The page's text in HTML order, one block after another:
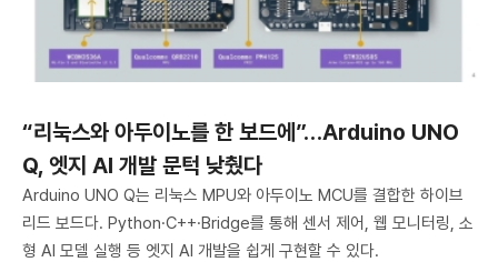
“리눅스와 아두이노를 한 보드에”…Arduino UNO
Q, 엣지 AI 개발 문턱 낮췄다
Arduino UNO Q는 리눅스 MPU와 아두이노 MCU를 결합한 하이브
리드 보드다. Python·C++·Bridge를 통해 센서 제어, 웹 모니터링, 소
형 AI 모델 실행 등 엣지 AI 개발을 쉽게 구현할 수 있다.